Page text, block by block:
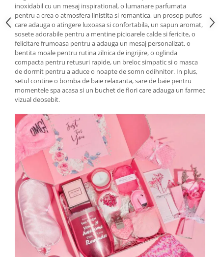
inoxidabil cu un mesaj inspirational, o lumanare parfumata
pentru a crea o atmosfera linistita si romantica, un prosop pufos
care adauga o atingere luxoasa si confortabila, un sapun aromat,
sosete adorabile pentru a mentine picioarele calde si fericite, o
felicitare frumoasa pentru a adauga un mesaj personalizat, o
bentita moale pentru rutina zilnica de ingrijire, o oglinda
compacta pentru retusuri rapide, un breloc simpatic si o masca
de dormit pentru a aduce o noapte de somn odihnitor. In plus,
setul contine o bomba de baie relaxanta, sare de baie pentru
momentele spa acasa si un buchet de flori care adauga un farmec
vizual deosebit.